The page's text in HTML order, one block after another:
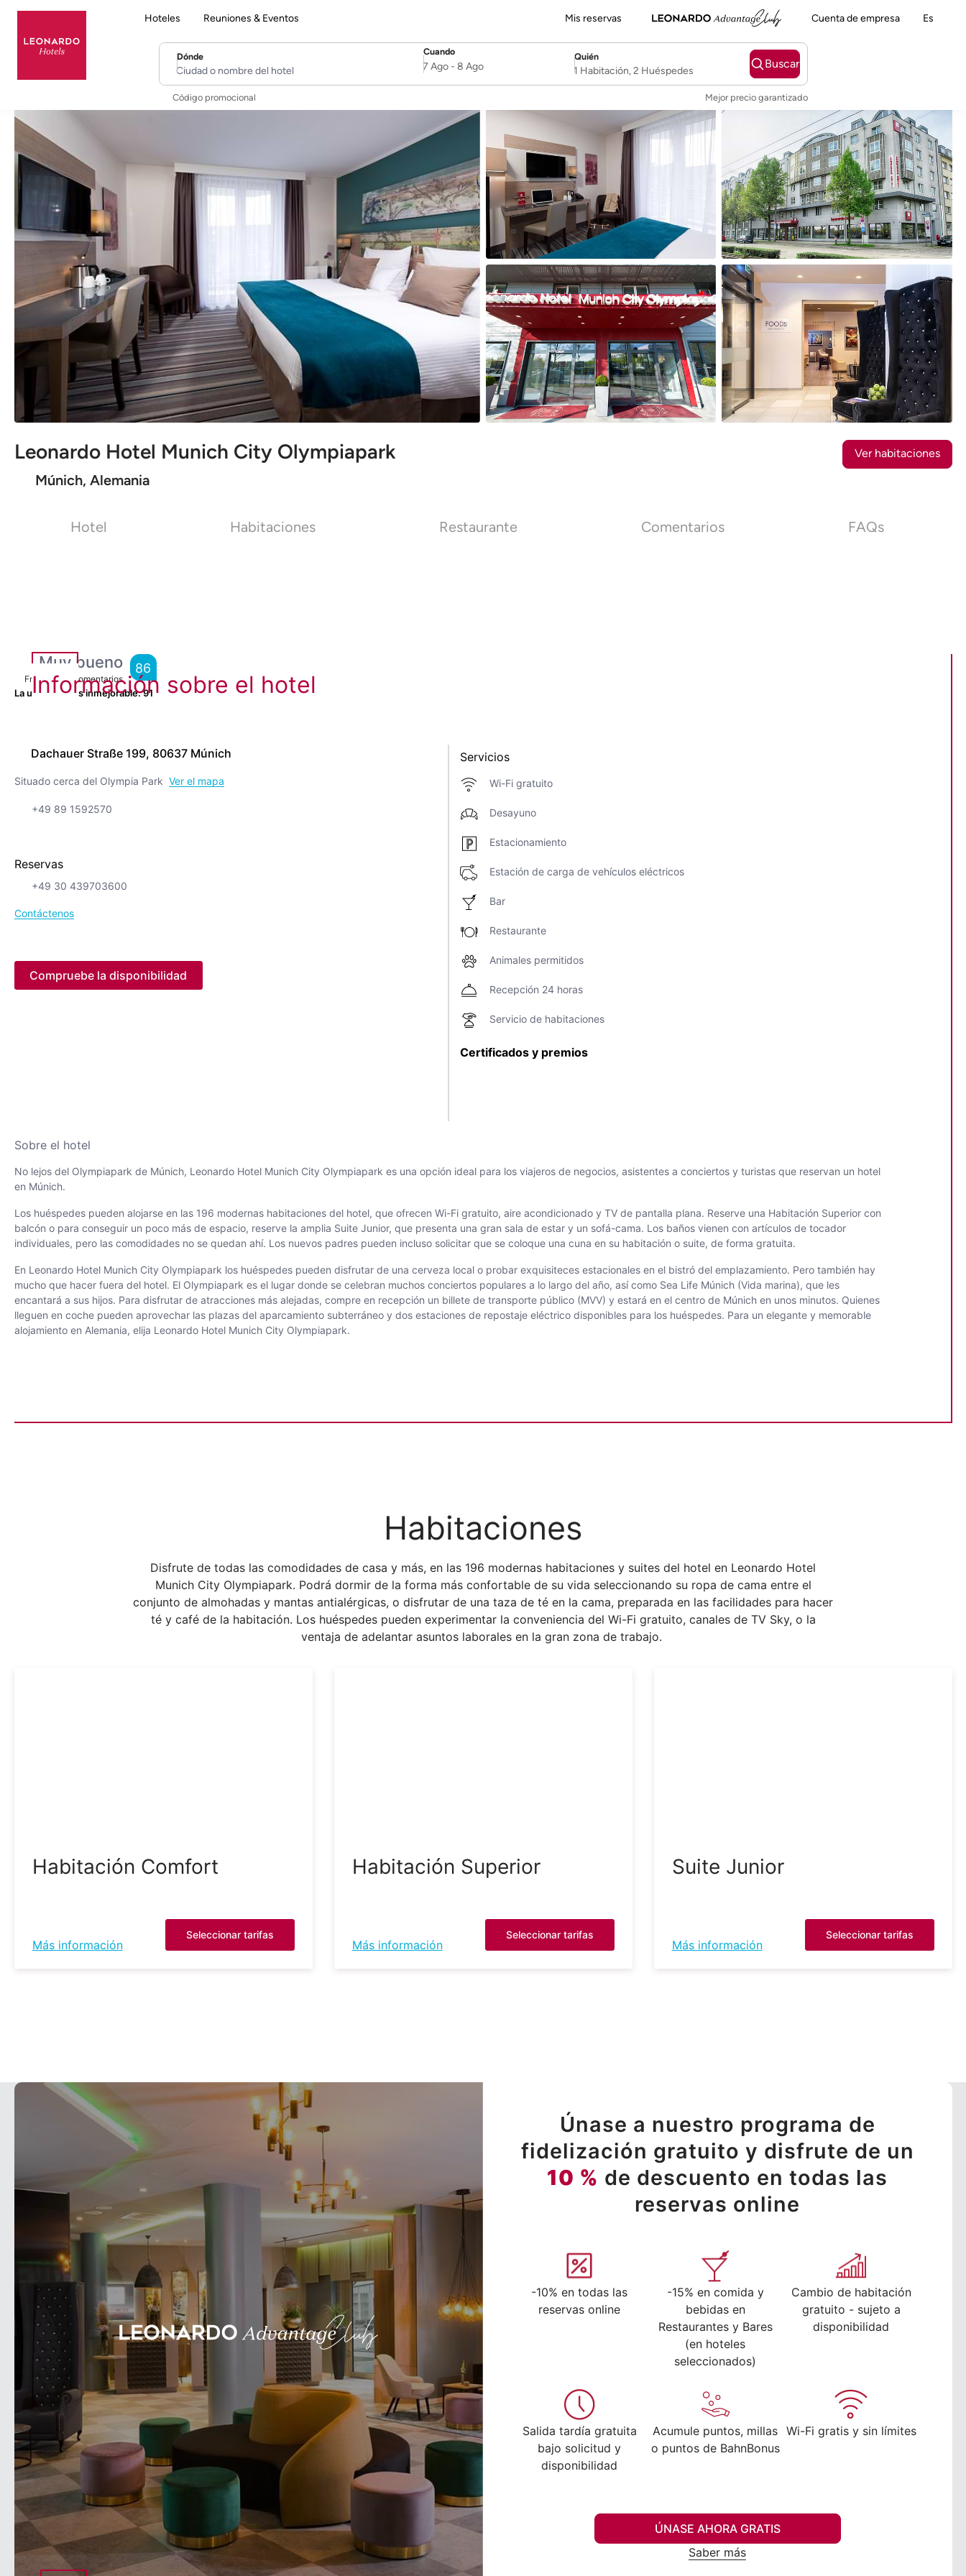
Hoteles Reuniones & Eventos Mis reservas Cuenta de empresa Es
Leonardo Hotel Munich City Olympiapark
Múnich, Alemania
Ver habitaciones
Dónde
Ciudad o nombre del hotel
Cuando
SelectDate
7 Ago- 8 Ago
Quién
Username
1 Habitación, 2 Huéspedes
Buscar
Código promocional Mejor precio garantizado
Hotel Habitaciones Restaurante Comentarios FAQs
Muy bueno
From8,854 Comentarios
86
La ubicación es inmejorable.91
Información sobre el hotel
Dachauer Straße 199, 80637 Múnich
Situado cerca del Olympia Park Ver el mapa
+49 89 1592570
Reservas
+49 30 439703600
Contáctenos
Compruebe la disponibilidad
Servicios
Wi-Fi gratuito
Desayuno
Estacionamiento
Estación de carga de vehículos eléctricos
Bar
Restaurante
Animales permitidos
Recepción 24 horas
Servicio de habitaciones
Certificados y premios
Sobre el hotel
No lejos del Olympiapark de Múnich, Leonardo Hotel Munich City Olympiapark es una opción ideal para los viajeros de negocios, asistentes a conciertos y turistas que reservan un hotel
en Múnich.
Los huéspedes pueden alojarse en las 196 modernas habitaciones del hotel, que ofrecen Wi-Fi gratuito, aire acondicionado y TV de pantalla plana. Reserve una Habitación Superior con
balcón o para conseguir un poco más de espacio, reserve la amplia Suite Junior, que presenta una gran sala de estar y un sofá-cama. Los baños vienen con artículos de tocador
individuales, pero las comodidades no se quedan ahí. Los nuevos padres pueden incluso solicitar que se coloque una cuna en su habitación o suite, de forma gratuita.
En Leonardo Hotel Munich City Olympiapark los huéspedes pueden disfrutar de una cerveza local o probar exquisiteces estacionales en el bistró del emplazamiento. Pero también hay
mucho que hacer fuera del hotel. El Olympiapark es el lugar donde se celebran muchos conciertos populares a lo largo del año, así como Sea Life Múnich (Vida marina), que les
encantará a sus hijos. Para disfrutar de atracciones más alejadas, compre en recepción un billete de transporte público (MVV) y estará en el centro de Múnich en unos minutos. Quienes
lleguen en coche pueden aprovechar las plazas del aparcamiento subterráneo y dos estaciones de repostaje eléctrico disponibles para los huéspedes. Para un elegante y memorable
alojamiento en Alemania, elija Leonardo Hotel Munich City Olympiapark.
Habitaciones
Disfrute de todas las comodidades de casa y más, en las 196 modernas habitaciones y suites del hotel en Leonardo Hotel
Munich City Olympiapark. Podrá dormir de la forma más confortable de su vida seleccionando su ropa de cama entre el
conjunto de almohadas y mantas antialérgicas, o disfrutar de una taza de té en la cama, preparada en las facilidades para hacer
té y café de la habitación. Los huéspedes pueden experimentar la conveniencia del Wi-Fi gratuito, canales de TV Sky, o la
ventaja de adelantar asuntos laborales en la gran zona de trabajo.
Habitación Comfort
Más información
Seleccionar tarifas
Habitación Superior
Más información
Seleccionar tarifas
Suite Junior
Más información
Seleccionar tarifas
Únase a nuestro programa de
fidelización gratuito y disfrute de un
10 % de descuento en todas las
reservas online
-10% en todas las
reservas online
-15% en comida y
bebidas en
Restaurantes y Bares
(en hoteles
seleccionados)
Cambio de habitación
gratuito - sujeto a
disponibilidad
Salida tardía gratuita
bajo solicitud y
disponibilidad
Acumule puntos, millas
o puntos de BahnBonus
Wi-Fi gratis y sin límites
ÚNASE AHORA GRATIS
Saber más